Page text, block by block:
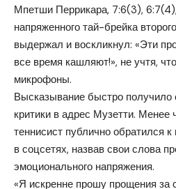
Мпетши Перрикара, 7:6(3),
напряженного тай-брейка
выдержал и воскликнул: «Эти
все время кашляют!», не учтя,
микрофоны.
Высказывание быстро получило
критики в адрес Музетти. Менее
теннисист публично обратился
в соцсетях, назвав свои слова
эмоционального напряжения.
«Я искренне прошу прощения за